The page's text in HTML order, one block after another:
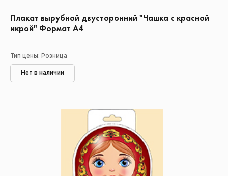
Плакат вырубной двусторонний "Чашка с красной
икрой" Формат А4
Тип цены: Розница
Нет в наличии